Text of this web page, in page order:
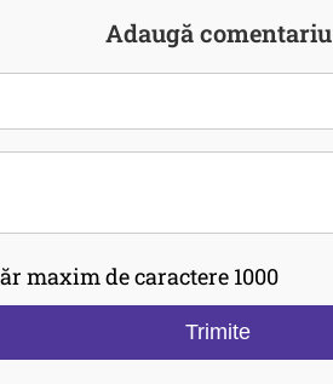
Adaugă comentariu
maxim de caractere 1000
Trimite